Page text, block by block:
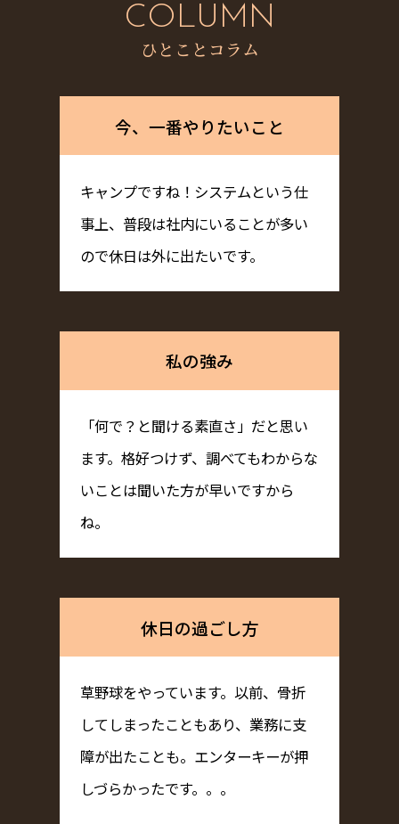
COLUMN
ひとことコラム
今、一番やりたいこと
キャンプですね！システムという仕
事上、普段は社内にいることが多い
ので休日は外に出たいです。
私の強み
「何で？と聞ける素直さ」だと思い
ます。格好つけず、調べてもわからな
いことは聞いた方が早いですから
ね。
休日の過ごし方
草野球をやっています。以前、骨折
してしまったこともあり、業務に支
障が出たことも。エンターキーが押
しづらかったです。。。